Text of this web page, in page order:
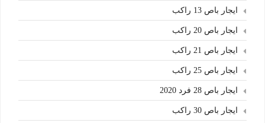
ايجار باص 13 راكب
ايجار باص 20 راكب
ايجار باص 21 راكب
ايجار باص 25 راكب
ايجار باص 28 فرد 2020
ايجار باص 30 راكب